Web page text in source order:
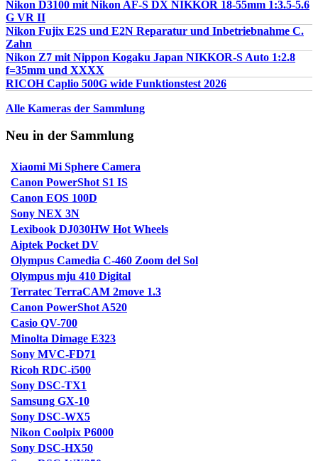
Nikon D3100 mit Nikon AF-S DX NIKKOR 18-55mm 1:3.5-5.6
G VR II
Nikon Fujix E2S und E2N Reparatur und Inbetriebnahme C.
Zahn
Nikon Z7 mit Nippon Kogaku Japan NIKKOR-S Auto 1:2.8
f=35mm und XXXX
RICOH Caplio 500G wide Funktionstest 2026
Alle Kameras der Sammlung
Neu in der Sammlung
Xiaomi Mi Sphere Camera
Canon PowerShot S1 IS
Canon EOS 100D
Sony NEX 3N
Lexibook DJ030HW Hot Wheels
Aiptek Pocket DV
Olympus Camedia C-460 Zoom del Sol
Olympus mju 410 Digital
Terratec TerraCAM 2move 1.3
Canon PowerShot A520
Casio QV-700
Minolta Dimage E323
Sony MVC-FD71
Ricoh RDC-i500
Sony DSC-TX1
Samsung GX-10
Sony DSC-WX5
Nikon Coolpix P6000
Sony DSC-HX50